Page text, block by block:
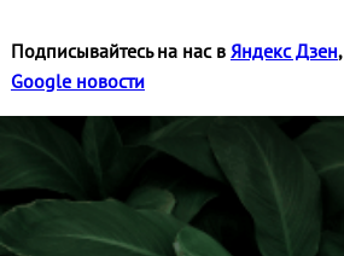
Подписывайтесь на нас в Яндекс Дзен,
Google новости